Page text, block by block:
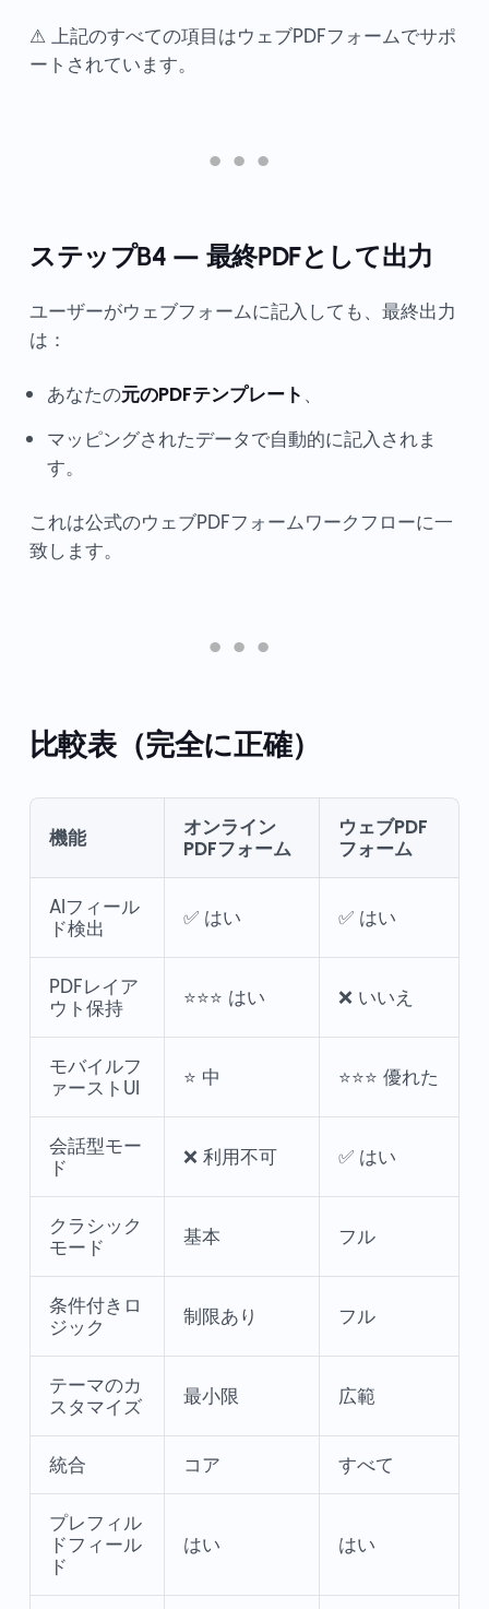
⚠ 上記のすべての項目はウェブPDFフォームでサポ
ートされています。
ステップB4 — 最終PDFとして出力
ユーザーがウェブフォームに記入しても、最終出力
は：
あなたの元のPDFテンプレート 、
マッピングされたデータで自動的に記入されま
す。
これは公式のウェブPDFフォームワークフローに一
致します。
比較表（完全に正確）
機能
オンライン
PDFフォーム
ウェブPDF
フォーム
AIフィール
ド検出
✅ はい ✅ はい
PDFレイア
ウト保持
⭐⭐⭐ はい ❌ いいえ
モバイルフ
ァーストUI
⭐ 中 ⭐⭐⭐ 優れた
会話型モー
ド
❌ 利用不可 ✅ はい
クラシック
モード
基本 フル
条件付きロ
ジック
制限あり フル
テーマのカ
スタマイズ
最小限 広範
統合 コア すべて
プレフィル
ドフィール
ド
はい はい